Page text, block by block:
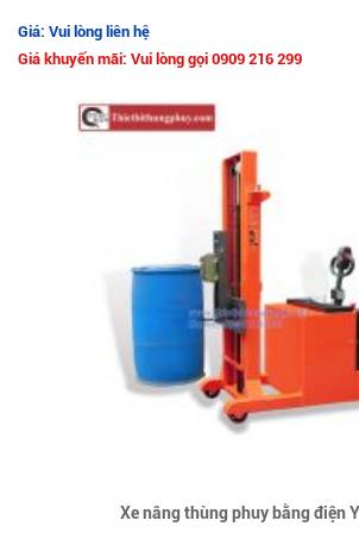
Giá: Vui lòng liên hệ
Giá khuyến mãi: Vui lòng gọi 0909 216 299
Xe nâng thùng phuy bằng điện